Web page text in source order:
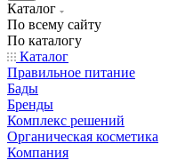
Каталог
По всему сайту
По каталогу
Каталог
Правильное питание
Бады
Бренды
Комплекс решений
Органическая косметика
Компания